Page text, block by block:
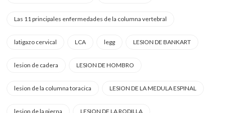
Las 11 principales enfermedades de la columna vertebral
latigazo cervical LCA legg LESION DE BANKART
lesion de cadera LESION DE HOMBRO
lesion de la columna toracica LESION DE LA MEDULA ESPINAL
lesion de la pierna LESION DE LA RODILLA